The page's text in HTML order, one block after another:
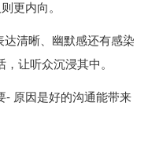
更内向。
清晰、幽默感还有感染
让听众沉浸其中。
- 原因是好的沟通能带来